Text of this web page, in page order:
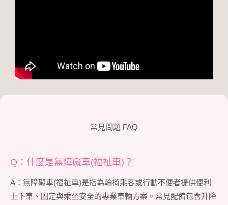
常見問題 FAQ
Q：什麼是無障礙車(福祉車)？
A：無障礙車(福祉車)是指為輪椅乘客或行動不便者提供便利
上下車、固定與乘坐安全的專業車輛方案。常見配備包含升降